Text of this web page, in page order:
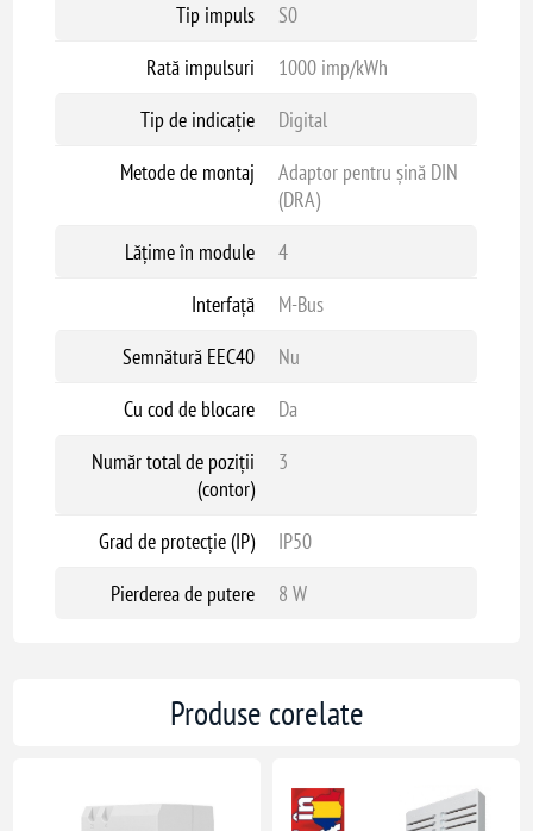
Tip impuls
S0
Rată impulsuri
1000 imp/kWh
Tip de indicație
Digital
Metode de montaj
Adaptor pentru șină DIN
(DRA)
Lățime în module
4
Interfață
M-Bus
Semnătură EEC40
Nu
Cu cod de blocare
Da
Număr total de poziții
(contor)
3
Grad de protecție (IP)
IP50
Pierderea de putere
8 W
Produse corelate